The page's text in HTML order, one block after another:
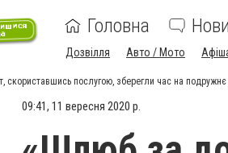
Головна
Дозвілля Авто / Мото
скориставшись послугою, зберегли час на подружнє
09:41, 11 вересня 2020 р.